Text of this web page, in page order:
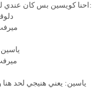
:احنا كويسين بس كان عندي
ياسين: يعني هنيجي لحد